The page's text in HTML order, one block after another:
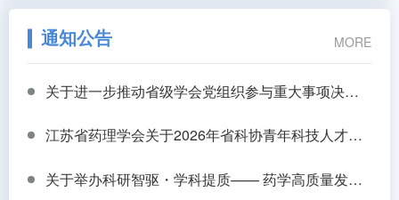
通知公告 MORE
关于进一步推动省级学会党组织参与重大事项决策工作的通知
江苏省药理学会关于2026年省科协青年科技人才托举工程推荐人员的公示
关于举办科研智驱・学科提质—— 药学高质量发展专题研讨会的会议通知